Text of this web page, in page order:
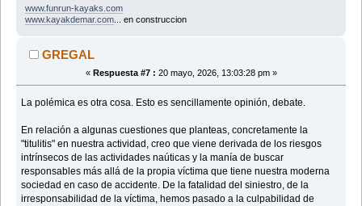
www.funrun-kayaks.com
www.kayakdemar.com... en construccion
GREGAL
« Respuesta #7 : 20 mayo, 2026, 13:03:28 pm »
La polémica es otra cosa. Esto es sencillamente opinión, debate.
En relación a algunas cuestiones que planteas, concretamente la
"titulitis" en nuestra actividad, creo que viene derivada de los riesgos
intrínsecos de las actividades naúticas y la manía de buscar
responsables más allá de la propia víctima que tiene nuestra moderna
sociedad en caso de accidente. De la fatalidad del siniestro, de la
irresponsabilidad de la víctima, hemos pasado a la culpabilidad de